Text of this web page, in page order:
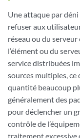
Une attaque par
refuser aux
réseau ou du
l’élément ou du
service distribuées
sources multiples, ce
quantité beaucoup
généralement des
pour déclencher un
contrôle de
traitement excessive